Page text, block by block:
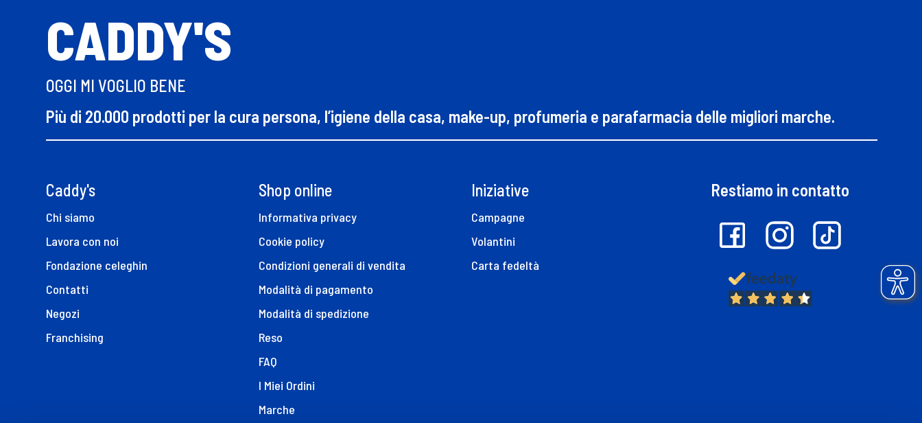
CADDY'S
OGGI MI VOGLIO BENE
Più di 20.000 prodotti per la cura persona, l’igiene della casa, make-up, profumeria e parafarmacia delle migliori marche.
Caddy's
Chi siamo
Lavora con noi
Fondazione celeghin
Contatti
Negozi
Franchising
Shop online
Informativa privacy
Cookie policy
Condizioni generali di vendita
Modalità di pagamento
Modalità di spedizione
Reso
FAQ
I Miei Ordini
Marche
Iniziative
Campagne
Volantini
Carta fedeltà
Restiamo in contatto